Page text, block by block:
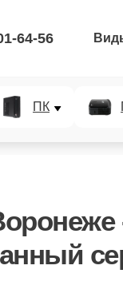
64-56
ПК